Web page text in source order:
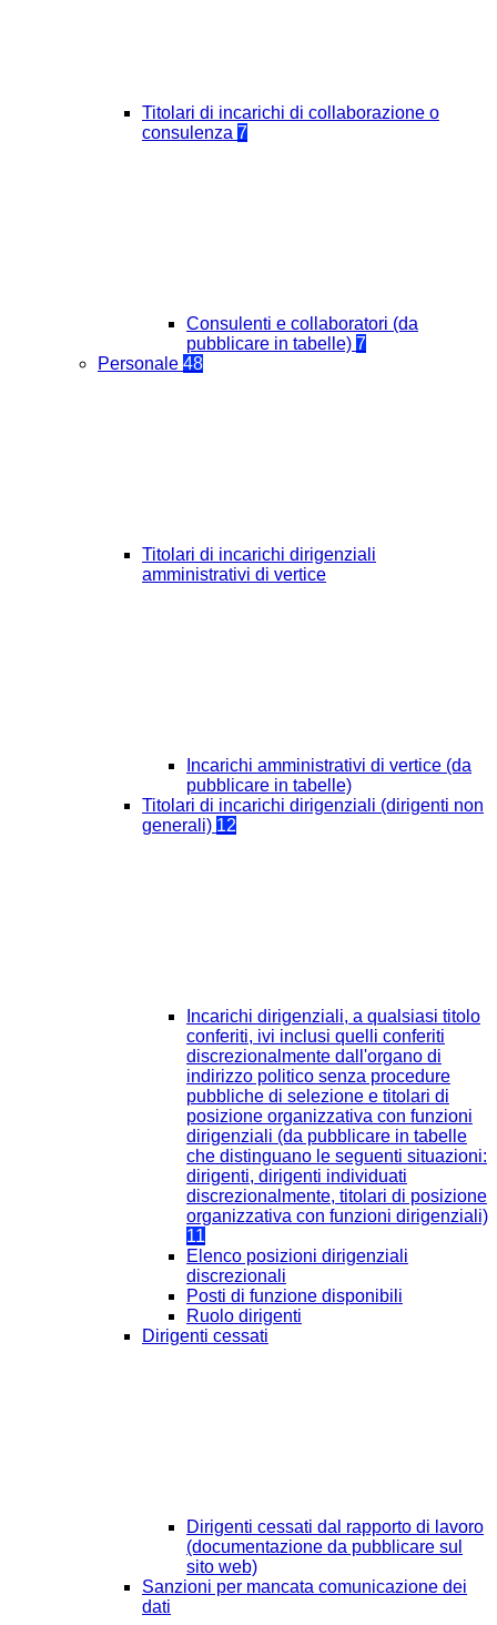
Titolari di incarichi di collaborazione o
consulenza 7
Consulenti e collaboratori (da
pubblicare in tabelle) 7
Personale 48
Titolari di incarichi dirigenziali
amministrativi di vertice
Incarichi amministrativi di vertice (da
pubblicare in tabelle)
Titolari di incarichi dirigenziali (dirigenti non
generali) 12
Incarichi dirigenziali, a qualsiasi titolo
conferiti, ivi inclusi quelli conferiti
discrezionalmente dall'organo di
indirizzo politico senza procedure
pubbliche di selezione e titolari di
posizione organizzativa con funzioni
dirigenziali (da pubblicare in tabelle
che distinguano le seguenti situazioni:
dirigenti, dirigenti individuati
discrezionalmente, titolari di posizione
organizzativa con funzioni dirigenziali)
11
Elenco posizioni dirigenziali
discrezionali
Posti di funzione disponibili
Ruolo dirigenti
Dirigenti cessati
Dirigenti cessati dal rapporto di lavoro
(documentazione da pubblicare sul
sito web)
Sanzioni per mancata comunicazione dei
dati